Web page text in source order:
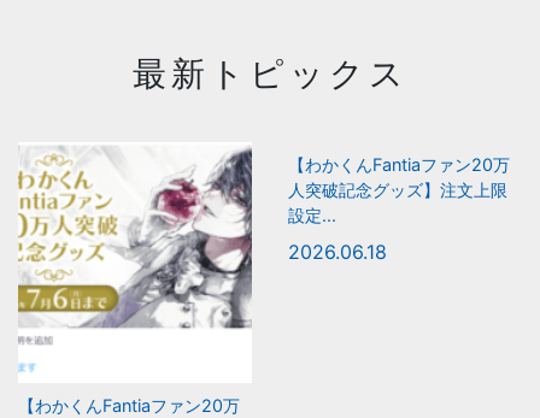
最新トピックス
【わかくんFantiaファン20万
【わかくんFantiaファン20万
人突破記念グッズ】注文上限
設定...
2026.06.18